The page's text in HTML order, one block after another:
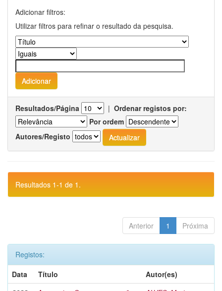
Adicionar filtros:
Utilizar filtros para refinar o resultado da pesquisa.
Resultados/Página | Ordenar registos por:
Por ordem
Autores/Registo
Resultados 1-1 de 1.
Anterior 1 Próxima
Registos:
Data
Título
Autor(es)